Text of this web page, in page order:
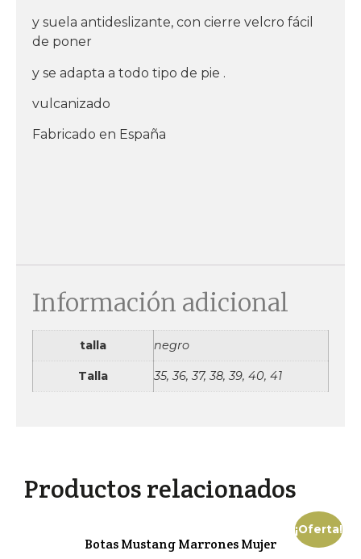
Productos relacionados
¡Oferta!
Botas Mustang Marrones Mujer
y suela antideslizante, con cierre velcro fácil
de poner
y se adapta a todo tipo de pie .
vulcanizado
Fabricado en España
Información adicional
talla negro
Talla 35, 36, 37, 38, 39, 40, 41